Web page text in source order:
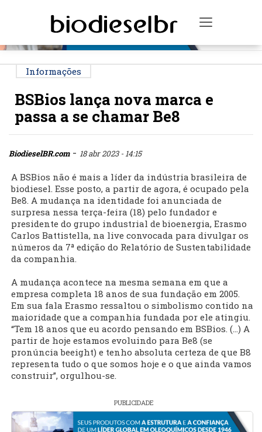
Toggle
Informações
BSBios lança nova marca e
passa a se chamar Be8
BiodieselBR.com- 18 abr 2023 - 14:15
A BSBios não é mais a líder da indústria brasileira de
biodiesel. Esse posto, a partir de agora, é ocupado pela
Be8. A mudança na identidade foi anunciada de
surpresa nessa terça-feira (18) pelo fundador e
presidente do grupo industrial de bioenergia, Erasmo
Carlos Battistella, na live convocada para divulgar os
números da 7ª edição do Relatório de Sustentabilidade
da companhia.
A mudança acontece na mesma semana em que a
empresa completa 18 anos de sua fundação em 2005.
Em sua fala Erasmo ressaltou o simbolismo contido na
maioridade que a companhia fundada por ele atingiu.
“Tem 18 anos que eu acordo pensando em BSBios. (...) A
partir de hoje estamos evoluindo para Be8 (se
pronúncia beeight) e tenho absoluta certeza de que B8
representa tudo o que somos hoje e o que ainda vamos
construir”, orgulhou-se.
PUBLICIDADE